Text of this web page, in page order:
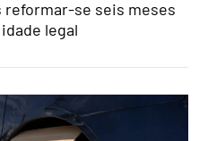
reformar-se seis meses
legal